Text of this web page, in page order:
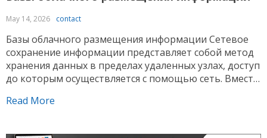
May 14, 2026 contact
Базы облачного размещения информации Сетевое
сохранение информации представляет собой метод
хранения данных в пределах удаленных узлах, доступ
до которым осуществляется с помощью сеть. Вместо
данные сохраняются внутри сетевой среде,
дает возможность получать подключение к
Read More